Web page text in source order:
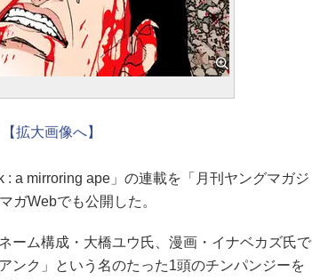
【拡大画像へ】
a mirroring ape」の連載を「月刊ヤングマガジ
ガWebでも公開した。
ーム構成・大橋ユウ氏、漫画・イナベカズ氏で
ンク」という名のたった1頭のチンパンジーを